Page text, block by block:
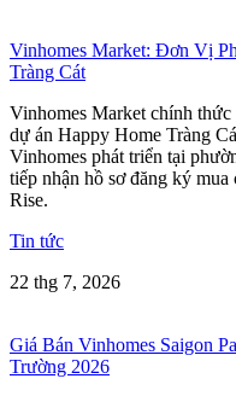
Vinhomes Market: Đơn Vị
Tràng Cát
Vinhomes Market chính
dự án Happy Home Tràng
Vinhomes phát triển tại
tiếp nhận hồ sơ đăng ký
Rise.
Tin tức
22 thg 7, 2026
Giá Bán Vinhomes Saigon
Trường 2026